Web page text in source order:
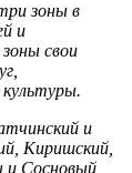
зоны в
и
свои
и
Киришский,
и Сосновый